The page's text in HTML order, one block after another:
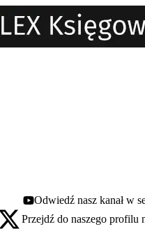
Youtube - otwiera się w nowej karcie
Odwiedź nasz kanał w
X - otwiera się w nowej karcie
Przejdź do naszego